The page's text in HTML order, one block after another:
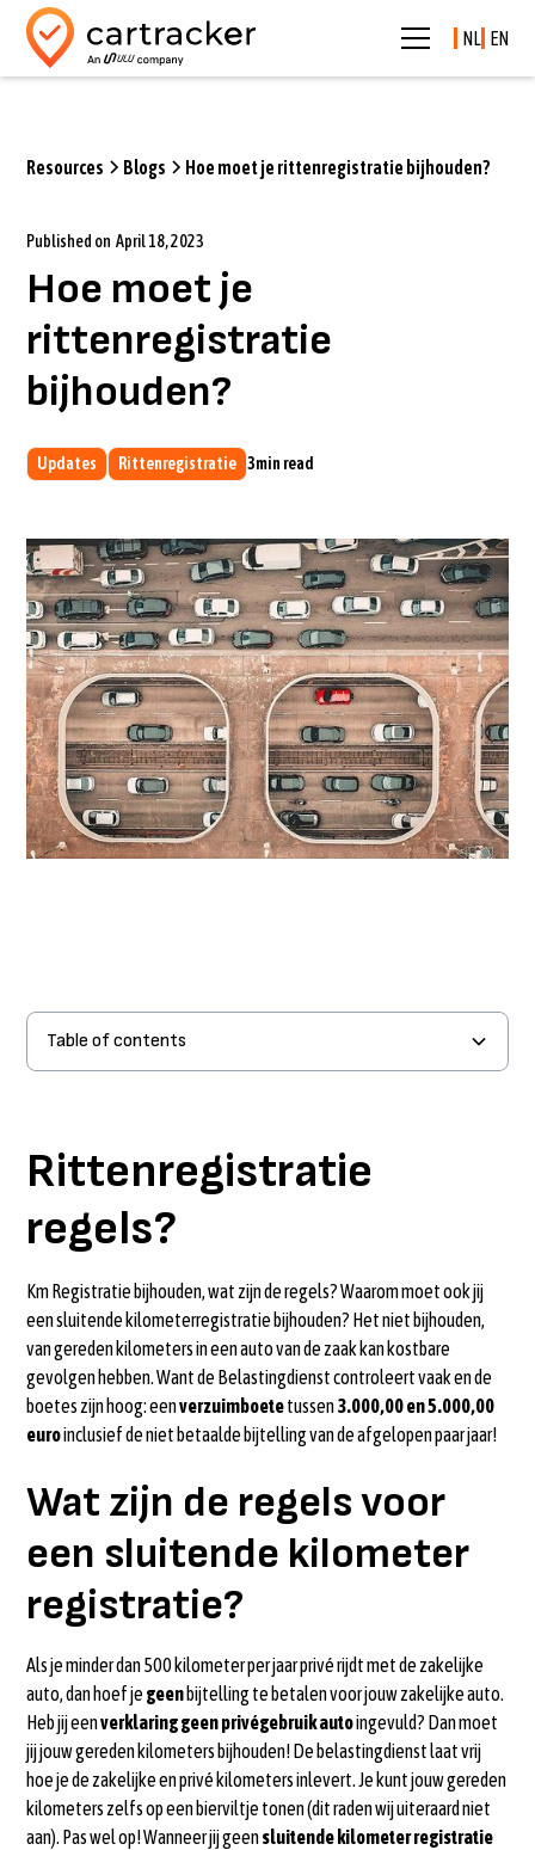
NL EN
Resources Blogs Hoe moet je rittenregistratie bijhouden?
Published on April 18, 2023
Hoe moet je
rittenregistratie
bijhouden?
Updates Rittenregistratie 3min read
Rittenregistratie
regels?
Km Registratie bijhouden, wat zijn de regels? Waarom moet ook jij
een sluitende kilometerregistratie bijhouden? Het niet bijhouden,
van gereden kilometers in een auto van de zaak kan kostbare
gevolgen hebben. Want de Belastingdienst controleert vaak en de
boetes zijn hoog: eenverzuimboetetussen3.000,00 en 5.000,00
euroinclusief de niet betaalde bijtelling van de afgelopen paar jaar!
Wat zijn de regels voor
een sluitende kilometer
registratie?
Als je minder dan 500 kilometer per jaar privé rijdt met de zakelijke
auto, dan hoef je geen bijtelling te betalen voor jouw zakelijke auto.
Heb jij eenverklaring geen privégebruik autoingevuld? Dan moet
jij jouw gereden kilometers bijhouden! De belastingdienst laat vrij
hoe je de zakelijke en privé kilometers inlevert. Je kunt jouw gereden
kilometers zelfs op een bierviltje tonen (dit raden wij uiteraard niet
aan). Pas wel op! Wanneer jij geensluitende kilometer registratie
Table of contents